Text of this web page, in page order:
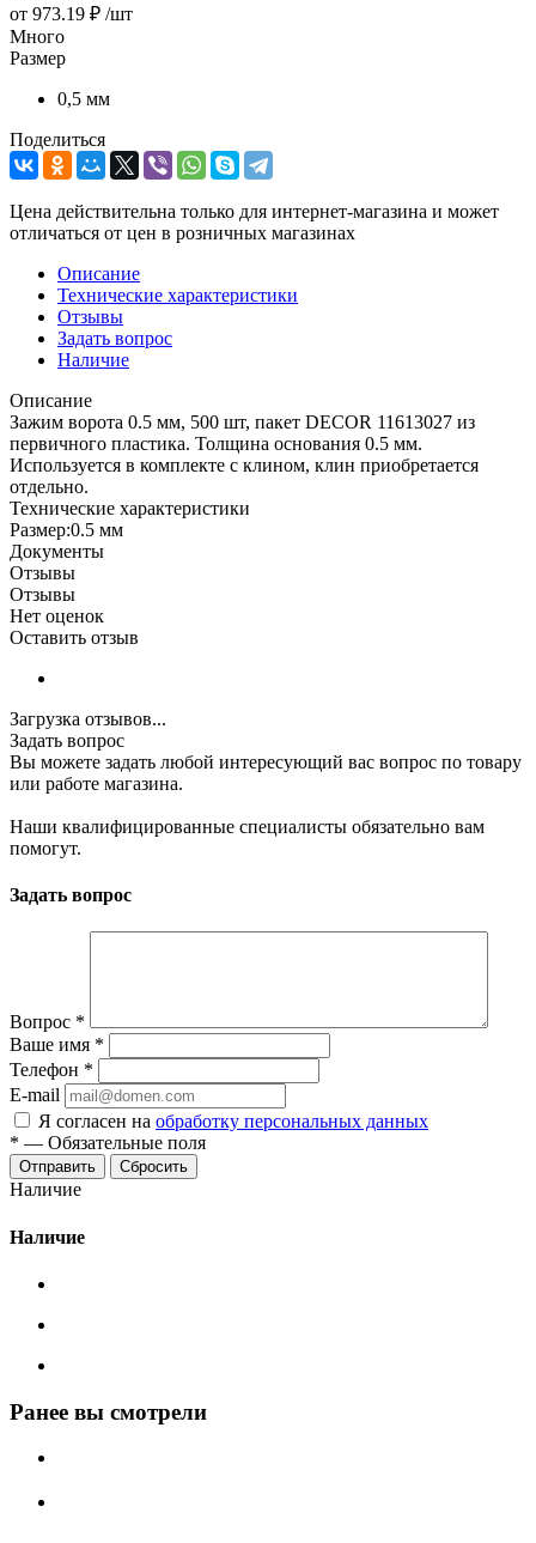
от 973.19 ₽ /шт
Много
Размер
0,5 мм
Поделиться
Цена действительна только для интернет-магазина и может
отличаться от цен в розничных магазинах
Описание
Технические характеристики
Отзывы
Задать вопрос
Наличие
Описание
Зажим ворота 0.5 мм, 500 шт, пакет DECOR 11613027 из
первичного пластика. Толщина основания 0.5 мм.
Используется в комплекте с клином, клин приобретается
отдельно.
Технические характеристики
Размер:0.5 мм
Документы
Отзывы
Отзывы
Нет оценок
Оставить отзыв
Загрузка отзывов...
Задать вопрос
Вы можете задать любой интересующий вас вопрос по товару
или работе магазина.
Наши квалифицированные специалисты обязательно вам
помогут.
Задать вопрос
Вопрос *
Ваше имя *
Телефон *
E-mail
Я согласен на обработку персональных данных
* — Обязательные поля
Сбросить
Наличие
Наличие
Ранее вы смотрели